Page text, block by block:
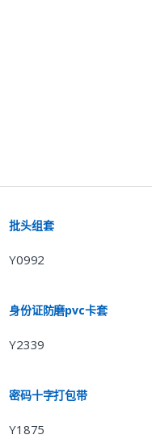
批头组套
Y0992
身份证防磨pvc卡套
Y2339
密码十字打包带
Y1875